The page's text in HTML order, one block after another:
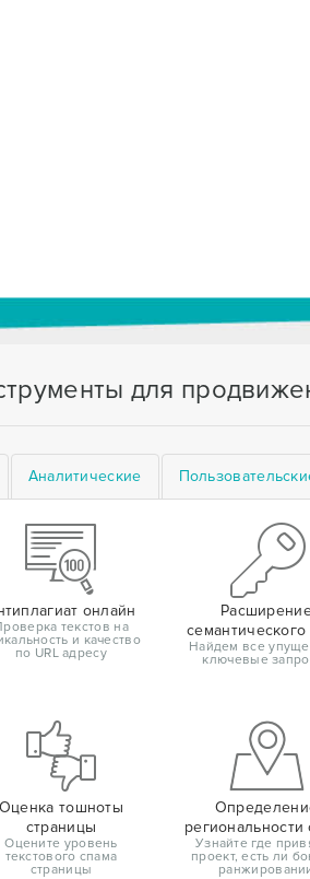
для
Аналитические
онлайн
текстов на
и качество
по URL адресу
Найдем все
ключевые
Оценка тошноты
страницы
Оцените уровень
текстового спама
страницы
региональности
Узнайте где
проект, есть ли